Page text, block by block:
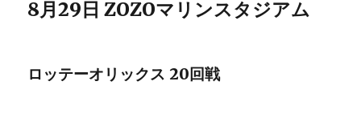
8月29日 ZOZOマリンスタジアム
ロッテーオリックス 20回戦